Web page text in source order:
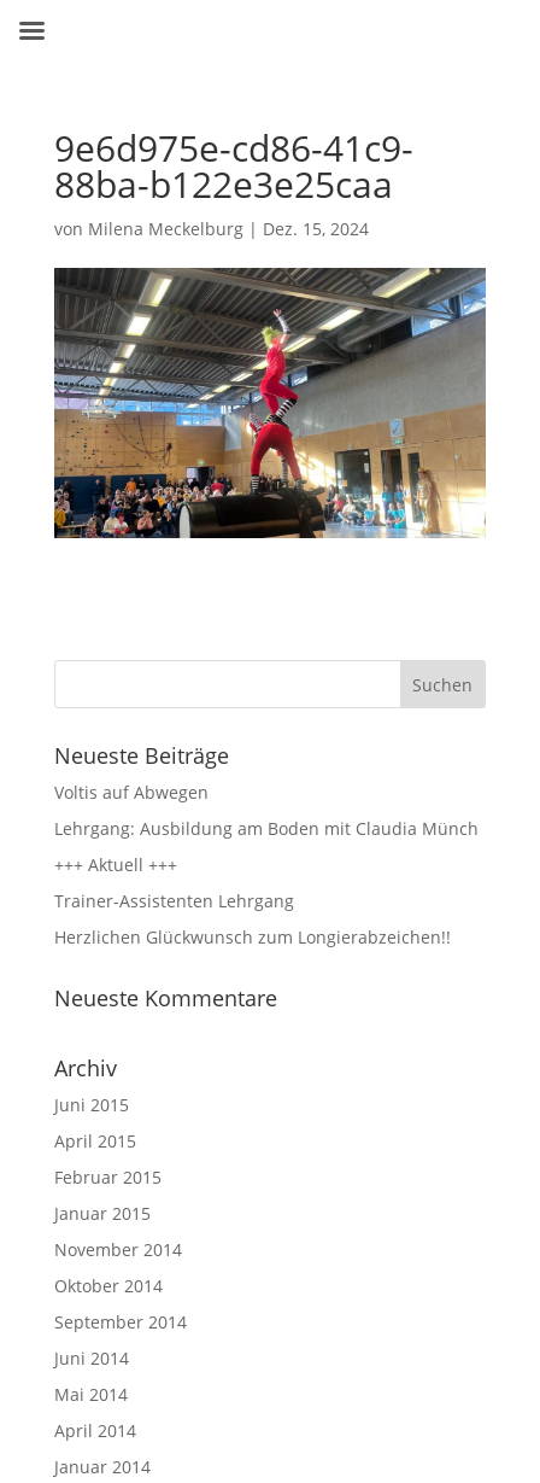
9e6d975e-cd86-41c9-
88ba-b122e3e25caa
von Milena Meckelburg| Dez. 15, 2024
Neueste Beiträge
Voltis auf Abwegen
Lehrgang: Ausbildung am Boden mit Claudia Münch
+++ Aktuell +++
Trainer-Assistenten Lehrgang
Herzlichen Glückwunsch zum Longierabzeichen!!
Neueste Kommentare
Archiv
Juni 2015
April 2015
Februar 2015
Januar 2015
November 2014
Oktober 2014
September 2014
Juni 2014
Mai 2014
April 2014
Januar 2014